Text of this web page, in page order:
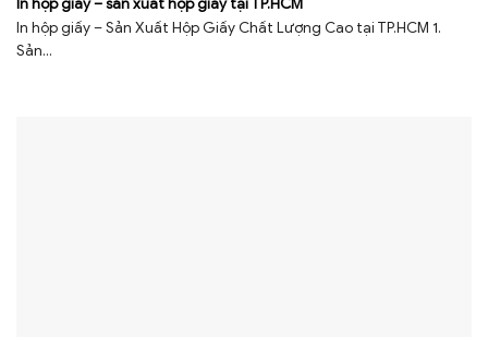
In hộp giấy – Sản Xuất Hộp Giấy Chất Lượng Cao tại TP.HCM 1.
Sản...